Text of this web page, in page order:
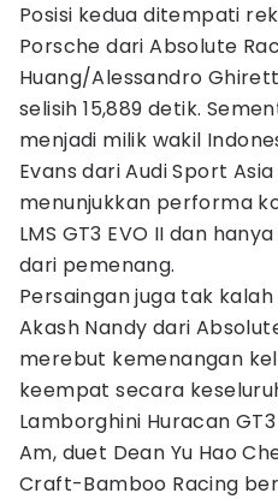
Posisi kedua ditempati
Porsche dari Absolute
Huang/Alessandro
selisih 15,889 detik.
menjadi milik wakil
Evans dari Audi Sport
menunjukkan performa
LMS GT3 EVO II dan
dari pemenang.
Persaingan juga tak
Akash Nandy dari
merebut kemenangan
keempat secara
Lamborghini Huracan
Am, duet Dean Yu Hao
Craft-Bamboo Racing